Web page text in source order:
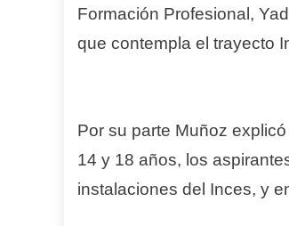
Formación Profesional,
que contempla el trayecto
Por su parte Muñoz
14 y 18 años, los
instalaciones del Inces, y